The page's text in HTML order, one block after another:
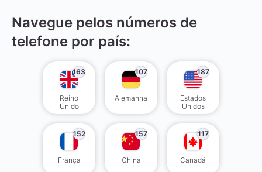
Navegue pelos números de
telefone por país:
163
Reino
Unido
107
Alemanha
187
Estados
Unidos
152
França
157
China
117
Canadá